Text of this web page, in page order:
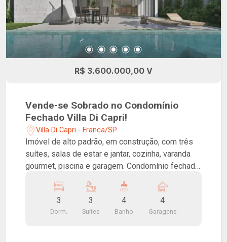
R$ 3.600.000,00 V
Vende-se Sobrado no Condomínio
Fechado Villa Di Capri!
Villa Di Capri - Franca/SP
Imóvel de alto padrão, em construção, com três
suítes, salas de estar e jantar, cozinha, varanda
gourmet, piscina e garagem. Condomínio fechado
3
Dorm.
3
Suítes
4
Banho
4
Garagens